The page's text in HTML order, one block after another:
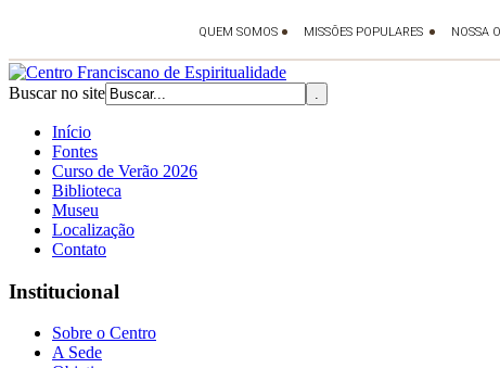
Buscar no site
Início
Fontes
Curso de Verão 2026
Biblioteca
Museu
Localização
Contato
Institucional
Sobre o Centro
A Sede